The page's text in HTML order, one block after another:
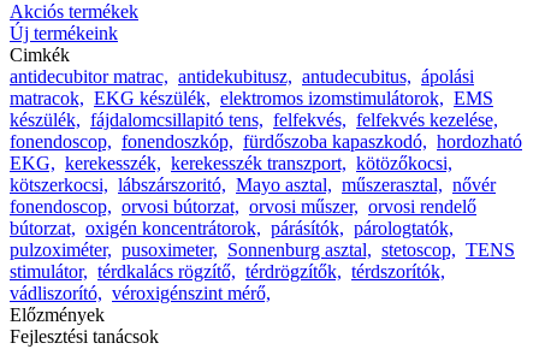
Akciós termékek
Új termékeink
Cimkék
antidecubitor matrac, antidekubitusz, antudecubitus, ápolási
matracok, EKG készülék, elektromos izomstimulátorok, EMS
készülék, fájdalomcsillapitó tens, felfekvés, felfekvés kezelése,
fonendoscop, fonendoszkóp, fürdőszoba kapaszkodó, hordozható
EKG, kerekesszék, kerekesszék transzport, kötözőkocsi,
kötszerkocsi, lábszárszoritó, Mayo asztal, műszerasztal, nővér
fonendoscop, orvosi bútorzat, orvosi műszer, orvosi rendelő
bútorzat, oxigén koncentrátorok, párásítók, párologtatók,
pulzoximéter, pusoximeter, Sonnenburg asztal, stetoscop, TENS
stimulátor, térdkalács rögzítő, térdrögzítők, térdszorítók,
vádliszorító, véroxigénszint mérő,
Előzmények
Fejlesztési tanácsok